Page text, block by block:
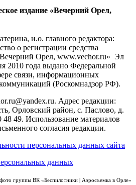
издание «Вечерний Орел,
и.о. главного редактора:
о регистрации средства
Орел, www.vechor.ru» Эл
года выдано Федеральной
связи, информационных
(Роскомнадзор РФ).
Адрес редакции:
Орловский район, с. Паслово, д.
49. Использование материалов
согласия редакции.
персональных данных сайта
данных
группы ВК «Беспилотники | Аэросъемка в Орле»